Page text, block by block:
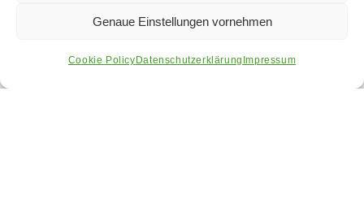
Genaue Einstellungen vornehmen
Cookie Policy Datenschutzerklärung Impressum